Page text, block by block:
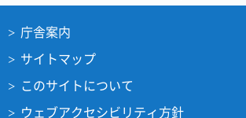
庁舎案内
サイトマップ
このサイトについて
ウェブアクセシビリティ方針